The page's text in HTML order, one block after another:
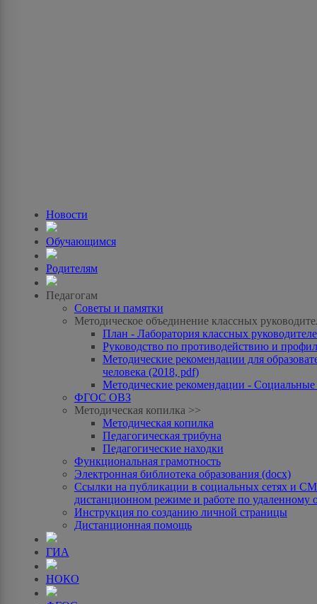
Новости
Обучающимся
Родителям
Педагогам
Советы и памятки
Методическое объединение классных
План - Лаборатория классных
Руководство по противодействию и
Методические рекомендации для
человека (2018, pdf)
Методические рекомендации -
ФГОС ОВЗ
Методическая копилка >>
Методическая копилка
Педагогическая трибуна
Педагогические находки
Функциональная грамотность
Электронная библиотека образования (docx)
Ссылки на публикации в социальных сетях и
дистанционном режиме и работе по удаленному
Инструкция по созданию личной страницы
Дистанционная помощь
ГИА
НОКО